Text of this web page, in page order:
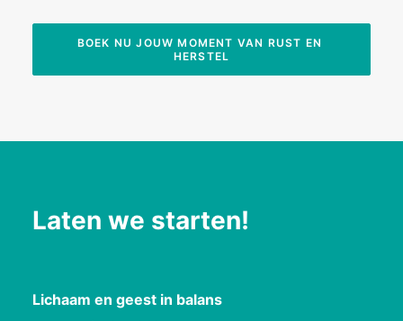
BOEK NU JOUW MOMENT VAN RUST EN
HERSTEL
Laten we starten!
Lichaam en geest in balans